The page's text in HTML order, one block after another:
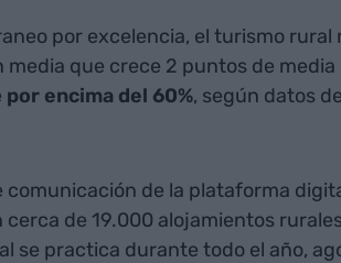
por excelencia, el turismo rural
que crece 2 puntos de media
por encima del 60%, según datos de
comunicación de la plataforma
de 19.000 alojamientos
se practica durante todo el año,